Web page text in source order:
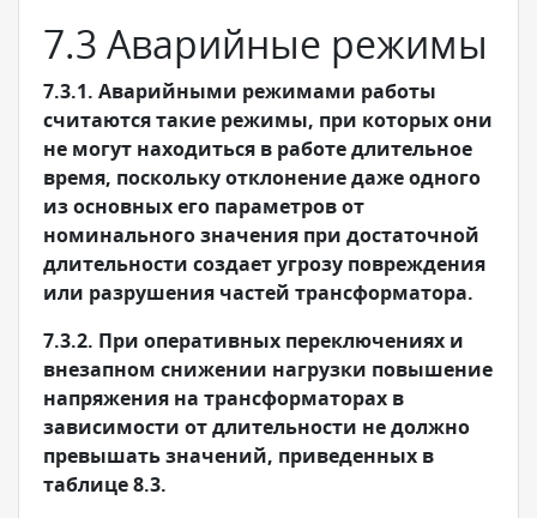
7.3 Аварийные режимы
7.3.1. Аварийными режимами работы
считаются такие режимы, при которых они
не могут находиться в работе длительное
время, поскольку отклонение даже одного
из основных его параметров от
номинального значения при достаточной
длительности создает угрозу повреждения
или разрушения частей трансформатора.
7.3.2. При оперативных переключениях и
внезапном снижении нагрузки повышение
напряжения на трансформаторах в
зависимости от длительности не должно
превышать значений, приведенных в
таблице 8.3.